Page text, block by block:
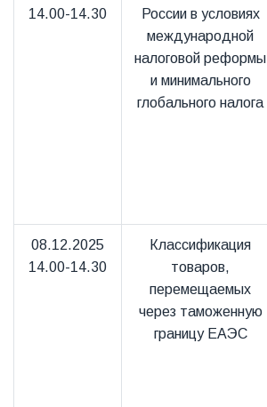
14.00-14.30
России в условиях
международной
налоговой реформы
и минимального
глобального налога
08.12.2025
14.00-14.30
Классификация
товаров,
перемещаемых
через таможенную
границу ЕАЭС